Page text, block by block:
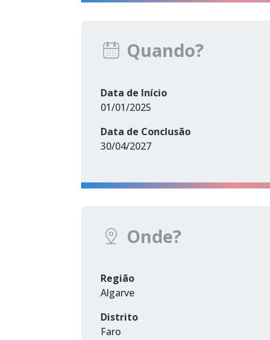
Quando?
Data de Início
01/01/2025
Data de Conclusão
30/04/2027
Onde?
Região
Algarve
Distrito
Faro